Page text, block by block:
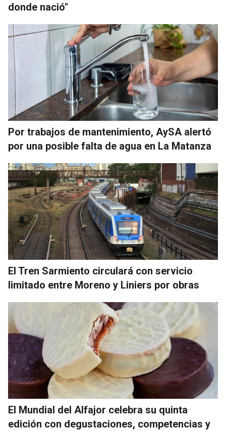
donde nació"
Por trabajos de mantenimiento, AySA alertó
por una posible falta de agua en La Matanza
El Tren Sarmiento circulará con servicio
limitado entre Moreno y Liniers por obras
El Mundial del Alfajor celebra su quinta
edición con degustaciones, competencias y